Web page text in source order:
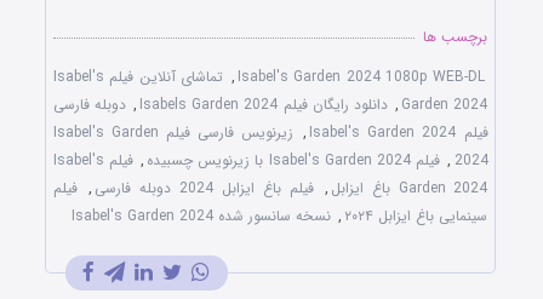
برچسب ها
Isabel's Garden 2024 1080p WEB-DL
,
تماشای آنلاین فیلم Isabel's
Garden 2024
, دانلود رایگان فیلم Isabels Garden 2024 , دوبله فارسی
فیلم Isabel's Garden 2024
,
زیرنویس فارسی فیلم Isabel's Garden
2024
, فیلم Isabel's Garden 2024 با زیرنویس چسبیده ,
فیلم Isabel's
Garden 2024 باغ ایزابل
, فیلم باغ ایزابل 2024 دوبله فارسی , فیلم
سینمایی باغ ایزابل ۲۰۲۴
, نسخه سانسور شده Isabel's Garden 2024